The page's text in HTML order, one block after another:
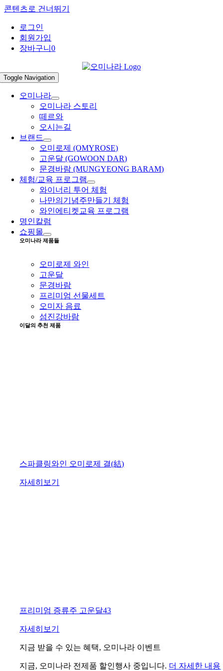
콘텐츠로 건너뛰기
로그인
회원가입
장바구니0
Toggle Navigation
오미나라
오미나라 스토리
떼르와
오시는길
브랜드
오미로제 (OMYROSE)
고운달 (GOWOON DAR)
문경바람 (MUNGYEONG BARAM)
체험/교육 프로그램
와이너리 투어 체험
나만의기념주만들기 체험
와인에티켓교육 프로그램
명인칼럼
쇼핑몰
오미나라 제품들
오미로제 와인
고운달
문경바람
프리미엄 선물세트
오미자 음료
섬진강바람
이달의 추천 제품
스파클링와인 오미로제 결(結)
자세히보기
프리미엄 증류주 고운달43
자세히보기
지금 받을 수 있는 혜택, 오미나라 이벤트
지금, 오미나라 전제품 할인행사 중입니다. 더 자세한 내용